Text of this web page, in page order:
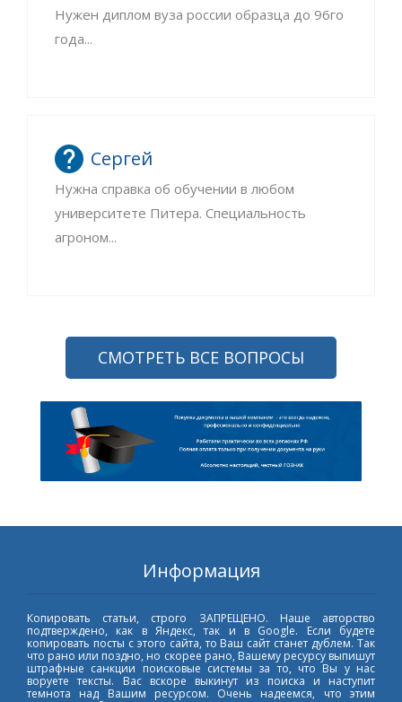
Нужен диплом вуза россии образца до 96го
года...
Сергей
Нужна справка об обучении в любом
университете Питера. Специальность
агроном...
СМОТРЕТЬ ВСЕ ВОПРОСЫ
Информация
Копировать статьи, строго ЗАПРЕЩЕНО. Наше авторство
подтверждено, как в Яндекс, так и в Google. Если будете
копировать посты с этого сайта, то Ваш сайт станет дублем. Так
что рано или поздно, но скорее рано, Вашему ресурсу выпишут
штрафные санкции поисковые системы за то, что Вы у нас
воруете тексты. Вас вскоре выкинут из поиска и наступит
темнота над Вашим ресурсом. Очень надеемся, что этим